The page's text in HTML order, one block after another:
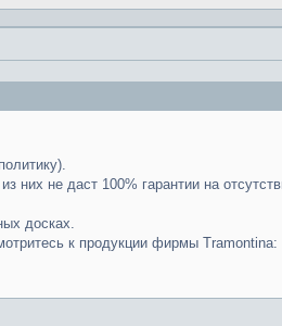
не даст 100% гарантии на
досках.
к продукции фирмы Tramontina: